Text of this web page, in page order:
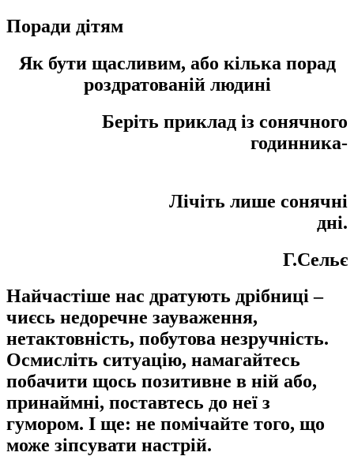
Поради дітям
Як бути щасливим, або кілька порад
роздратованій людині
Беріть приклад із сонячного
годинника-
Лічіть лише сонячні
дні.
Г.Сельє
Найчастіше нас дратують дрібниці –
чиєсь недоречне зауваження,
нетактовність, побутова незручність.
Осмисліть ситуацію, намагайтесь
побачити щось позитивне в ній або,
принаймні, поставтесь до неї з
гумором. І ще: не помічайте того, що
може зіпсувати настрій.